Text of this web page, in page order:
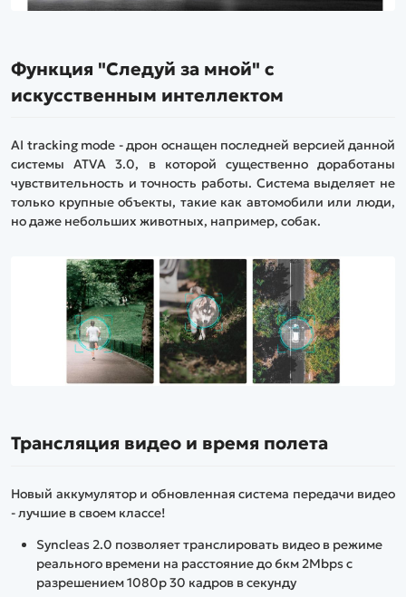
Функция "Следуй за мной" с
искусственным интеллектом
AI tracking mode - дрон оснащен последней версией данной
системы ATVA 3.0, в которой существенно доработаны
чувствительность и точность работы. Система выделяет не
только крупные объекты, такие как автомобили или люди,
но даже небольших животных, например, собак.
Трансляция видео и время полета
Новый аккумулятор и обновленная система передачи видео
- лучшие в своем классе!
Syncleas 2.0 позволяет транслировать видео в режиме
реального времени на расстояние до 6км 2Mbps с
разрешением 1080p 30 кадров в секунду